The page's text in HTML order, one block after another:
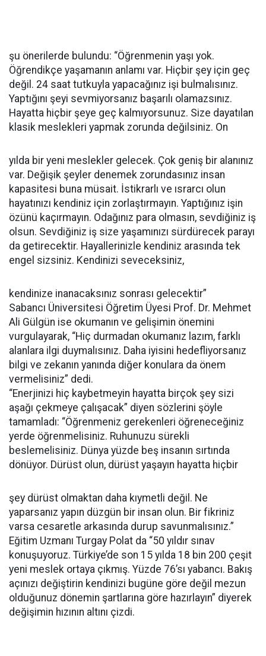
şu önerilerde bulundu: “Öğrenmenin yaşı yok.
Öğrendikçe yaşamanın anlamı var. Hiçbir şey için geç
değil. 24 saat tutkuyla yapacağınız işi bulmalısınız.
Yaptığını şeyi sevmiyorsanız başarılı olamazsınız.
Hayatta hiçbir şeye geç kalmıyorsunuz. Size dayatılan
klasik meslekleri yapmak zorunda değilsiniz. On
yılda bir yeni meslekler gelecek. Çok geniş bir alanınız
var. Değişik şeyler denemek zorundasınız insan
kapasitesi buna müsait. İstikrarlı ve ısrarcı olun
hayatınızı kendiniz için zorlaştırmayın. Yaptığınız işin
özünü kaçırmayın. Odağınız para olmasın, sevdiğiniz iş
olsun. Sevdiğiniz iş size yaşamınızı sürdürecek parayı
da getirecektir. Hayallerinizle kendiniz arasında tek
engel sizsiniz. Kendinizi seveceksiniz,
kendinize inanacaksınız sonrası gelecektir”
Sabancı Üniversitesi Öğretim Üyesi Prof. Dr. Mehmet
Ali Gülgün ise okumanın ve gelişimin önemini
vurgulayarak, “Hiç durmadan okumanız lazım, farklı
alanlara ilgi duymalısınız. Daha iyisini hedefliyorsanız
bilgi ve zekanın yanında diğer konulara da önem
vermelisiniz” dedi.
“Enerjinizi hiç kaybetmeyin hayatta birçok şey sizi
aşağı çekmeye çalışacak” diyen sözlerini şöyle
tamamladı: “Öğrenmeniz gerekenleri öğreneceğiniz
yerde öğrenmelisiniz. Ruhunuzu sürekli
beslemelisiniz. Dünya yüzde beş insanın sırtında
dönüyor. Dürüst olun, dürüst yaşayın hayatta hiçbir
şey dürüst olmaktan daha kıymetli değil. Ne
yaparsanız yapın düzgün bir insan olun. Bir fikriniz
varsa cesaretle arkasında durup savunmalısınız.”
Eğitim Uzmanı Turgay Polat da “50 yıldır sınav
konuşuyoruz. Türkiye’de son 15 yılda 18 bin 200 çeşit
yeni meslek ortaya çıkmış. Yüzde 76’sı yabancı. Bakış
açınızı değiştirin kendinizi bugüne göre değil mezun
olduğunuz dönemin şartlarına göre hazırlayın” diyerek
değişimin hızının altını çizdi.